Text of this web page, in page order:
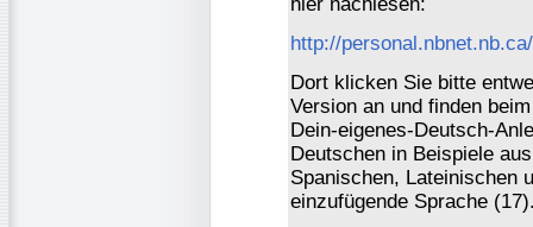
http://
Dort klicken Sie bitte
Version an und finden
Dein-eigenes-Deutsch-
Deutschen in Beispiele
Spanischen, Lateinischen
einzufügende Sprache